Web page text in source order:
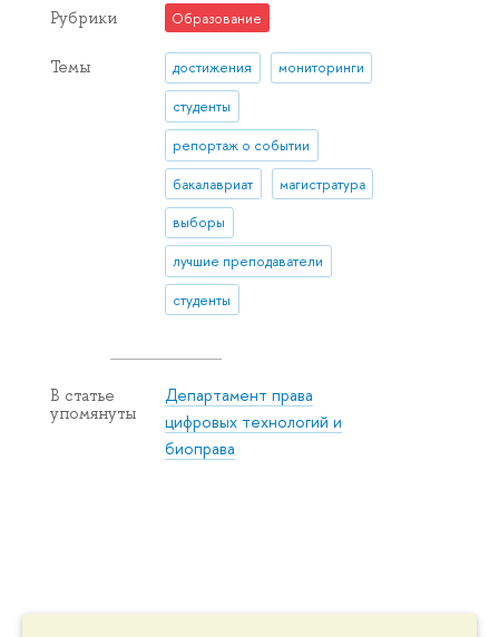
Рубрики Образование
Темы достижения мониторинги
студенты
репортаж о событии
бакалавриат магистратура
выборы
лучшие преподаватели
студенты
В статье
упомянуты
Департамент права
цифровых технологий и
биоправа